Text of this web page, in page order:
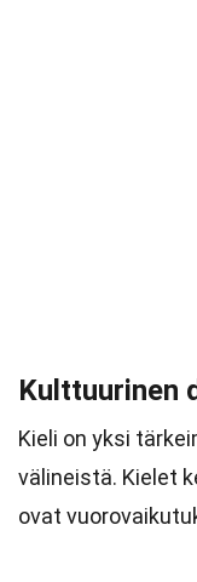
Kulttuurinen
Kieli on yksi
välineistä. Kielet
ovat